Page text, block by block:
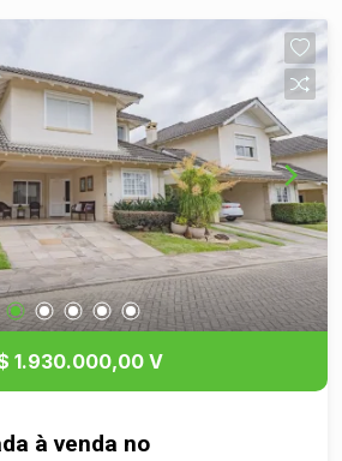
mais acessibilidade e
fundos, dispõe de um pátio
para momentos de lazer ao ar
em família ou até mesmo
pets. Localizada em um bairro
acesso ao Centro da cidade e
essa é uma excelente
morar bem. Agende sua visita
tudo o que este imóvel pode
1.930.000,00 V
à venda no